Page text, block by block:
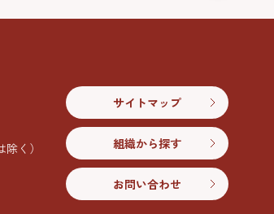
く）
サイトマップ
組織から探す
お問い合わせ